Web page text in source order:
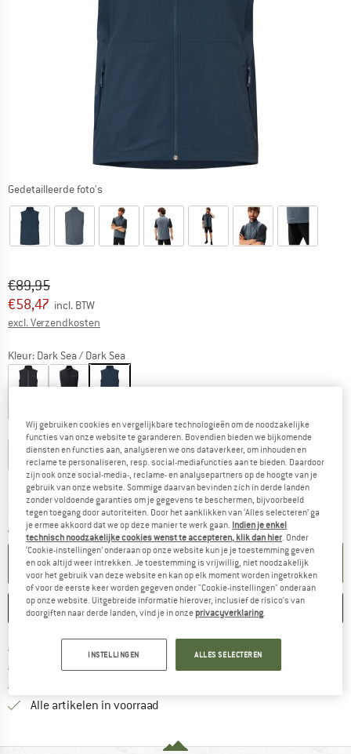
Gedetailleerde foto's
Oorspronkelijke prijs :
€89,95
Prijs:
€58,47 incl. BTW
excl. Verzendkosten
Kleur: Dark Sea / Dark Sea
Kies een maat:
S M L XL XXL 3XL
Maattabel
Levertijd: 3-5 werkdagenDe link wordt geopend in een infovak en bevat
Aantal:
IN DE WINKELMAND
ONTHOUDEN VERGELIJKEN
Gratis verzending vanaf € 69 (NL)Vind hier de
100 dagen bedenktijdVind de betalingsinformatie hier!
Alle artikelen in voorraad
Wij gebruiken cookies en vergelijkbare technologieën om de noodzakelijke
functies van onze website te garanderen. Bovendien bieden we bijkomende
diensten en functies aan, analyseren we ons dataverkeer, om inhouden en
reclame te personaliseren, resp. social-mediafuncties aan te bieden. Daardoor
zijn ook onze social-media-, reclame- en analysepartners op de hoogte van je
gebruik van onze website. Sommige daarvan bevinden zich in derde landen
zonder voldoende garanties om je gegevens te beschermen, bijvoorbeeld
tegen toegang door autoriteiten. Door het aanklikken van ‘Alles selecteren’ ga
je ermee akkoord dat we op deze manier te werk gaan. Indien je enkel
technisch noodzakelijke cookies wenst te accepteren, klik dan hier. Onder
‘Cookie-instellingen’ onderaan op onze website kun je je toestemming geven
en ook altijd weer intrekken. Je toestemming is vrijwillig, niet noodzakelijk
voor het gebruik van deze website en kan op elk moment worden ingetrokken
of voor de eerste keer worden gegeven onder "Cookie-instellingen" onderaan
op onze website. Uitgebreide informatie hierover, inclusief de risico's van
doorgiften naar derde landen, vind je in onze privacyverklaring.
INSTELLINGEN ALLES SELECTEREN